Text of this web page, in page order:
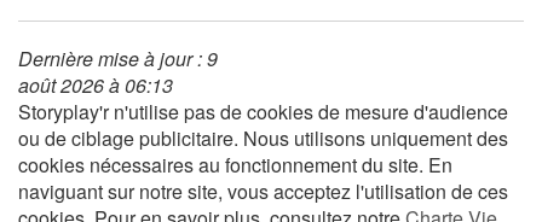
Dernière mise à jour : 9
août 2026 à 06:13
Storyplay'r n'utilise pas de cookies de mesure d'audience
ou de ciblage publicitaire. Nous utilisons uniquement des
cookies nécessaires au fonctionnement du site. En
naviguant sur notre site, vous acceptez l'utilisation de ces